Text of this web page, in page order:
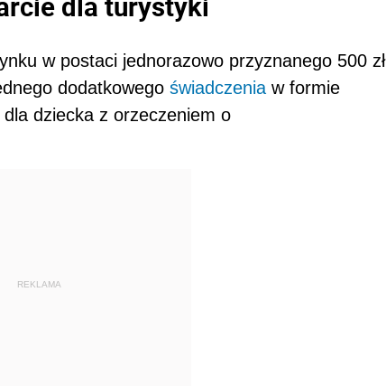
w postaci jednorazowo przyznanego 500 zł
dodatkowego świadczenia w formie
dla dziecka z orzeczeniem o
REKLAMA